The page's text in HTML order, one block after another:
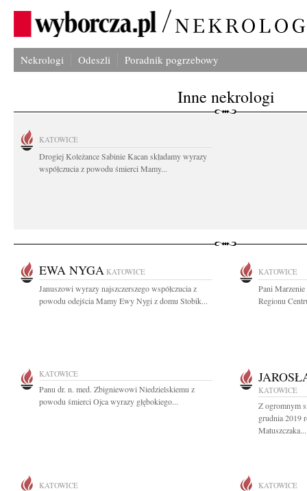
Nekrologi Odeszli Poradnik pogrzebowy
Inne nekrologi
KATOWICE
Drogiej Koleżance Sabinie Kacan składamy wyrazy
współczucia z powodu śmierci Mamy...
EWA NYGA KATOWICE
Januszowi wyrazy najszczerszego współczucia z
powodu odejścia Mamy Ewy Nygi z domu Stobik...
KATOWICE
Pani
Regionu
KATOWICE
Panu dr. n. med. Zbigniewowi Niedzielskiemu z
powodu śmierci Ojca wyrazy głębokiego...
KATOWICE
Z ogromnym
grudnia 2019
Matuszczaka...
KATOWICE KATOWICE